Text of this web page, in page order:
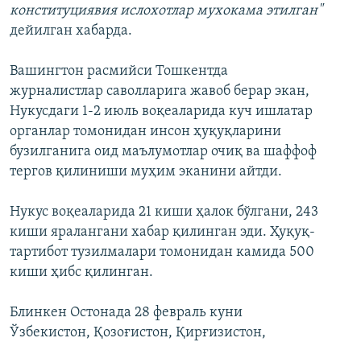
конституциявия ислохотлар мухокама этилган"
дейилган хабарда.
Вашингтон расмийси Тошкентда
журналистлар саволларига жавоб берар экан,
Нукусдаги 1-2 июль воқеаларида куч ишлатар
органлар томонидан инсон ҳуқуқларини
бузилганига оид маълумотлар очиқ ва шаффоф
тергов қилиниши муҳим эканини айтди.
Нукус воқеаларида 21 киши ҳалок бўлгани, 243
киши яралангани хабар қилинган эди. Ҳуқуқ-
тартибот тузилмалари томонидан камида 500
киши ҳибс қилинган.
Блинкен Остонада 28 февраль куни
Ўзбекистон, Қозоғистон, Қирғизистон,